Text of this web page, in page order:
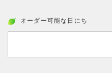
オーダー可能な日にち